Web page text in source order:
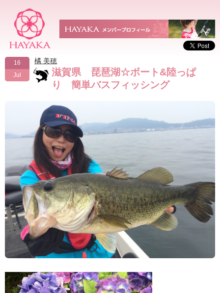
16
Jul
橘 美穂
滋賀県 琵琶湖☆ボート&陸っぱ
り 簡単バスフィッシング